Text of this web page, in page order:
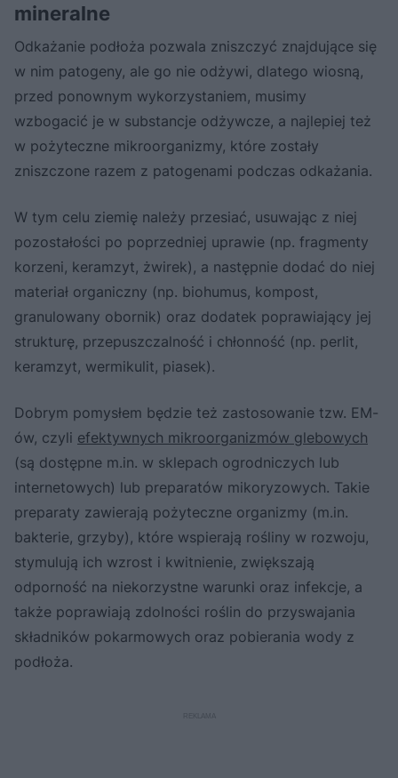
mineralne
Odkażanie podłoża pozwala zniszczyć znajdujące się
w nim patogeny, ale go nie odżywi, dlatego wiosną,
przed ponownym wykorzystaniem, musimy
wzbogacić je w substancje odżywcze, a najlepiej też
w pożyteczne mikroorganizmy, które zostały
zniszczone razem z patogenami podczas odkażania.
W tym celu ziemię należy przesiać, usuwając z niej
pozostałości po poprzedniej uprawie (np. fragmenty
korzeni, keramzyt, żwirek), a następnie dodać do niej
materiał organiczny (np. biohumus, kompost,
granulowany obornik) oraz dodatek poprawiający jej
strukturę, przepuszczalność i chłonność (np. perlit,
keramzyt, wermikulit, piasek).
Dobrym pomysłem będzie też zastosowanie tzw. EM-
ów, czyli efektywnych mikroorganizmów glebowych
(są dostępne m.in. w sklepach ogrodniczych lub
internetowych) lub preparatów mikoryzowych. Takie
preparaty zawierają pożyteczne organizmy (m.in.
bakterie, grzyby), które wspierają rośliny w rozwoju,
stymulują ich wzrost i kwitnienie, zwiększają
odporność na niekorzystne warunki oraz infekcje, a
także poprawiają zdolności roślin do przyswajania
składników pokarmowych oraz pobierania wody z
podłoża.